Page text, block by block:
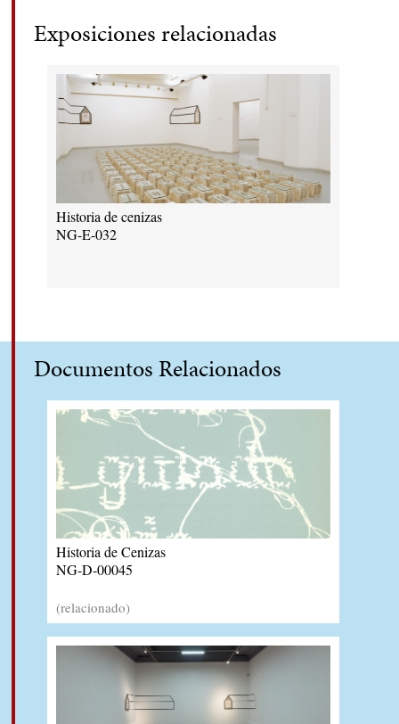
Exposiciones relacionadas
Historia de cenizas
NG-E-032
Documentos Relacionados
Historia de Cenizas
NG-D-00045
(relacionado)